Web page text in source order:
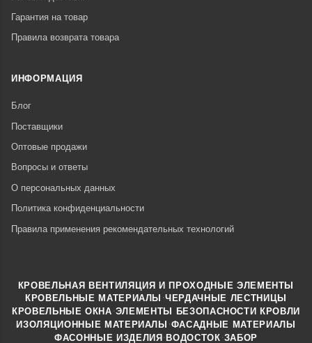
Гарантия на товар
Правила возврата товара
ИНФОРМАЦИЯ
Блог
Поставщики
Оптовые продажи
Вопросы и ответы
О персональных данных
Политика конфиденциальности
Правила применения рекомендательных технологий
КРОВЕЛЬНАЯ ВЕНТИЛЯЦИЯ И ПРОХОДНЫЕ ЭЛЕМЕНТЫ
КРОВЕЛЬНЫЕ МАТЕРИАЛЫ ·ЧЕРДАЧНЫЕ ЛЕСТНИЦЫ
КРОВЕЛЬНЫЕ ОКНА ·ЭЛЕМЕНТЫ БЕЗОПАСНОСТИ КРОВЛИ
ИЗОЛЯЦИОННЫЕ МАТЕРИАЛЫ ·ФАСАДНЫЕ МАТЕРИАЛЫ
ФАСОННЫЕ ИЗДЕЛИЯ·ВОДОСТОК ·ЗАБОР